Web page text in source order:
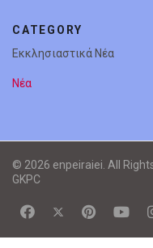
CATEGORY
Εκκλησιαστικά Νέα
Νέα
© 2026 enpeiraiei. All
GKPC